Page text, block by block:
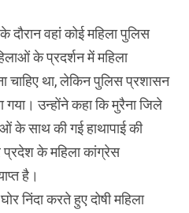
दौरान वहां कोई महिला पुलिस
के प्रदर्शन में महिला
चाहिए था, लेकिन पुलिस प्रशासन
गया। उन्होंने कहा कि मुरैना जिले
के साथ की गई हाथापाई की
के महिला कांग्रेस
है।
निंदा करते हुए दोषी महिला